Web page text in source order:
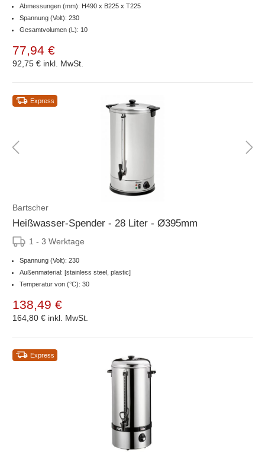
Abmessungen (mm): H490 x B225 x T225
Spannung (Volt): 230
Gesamtvolumen (L): 10
77,94 €
92,75 € inkl. MwSt.
Express
Bartscher
Heißwasser-Spender - 28 Liter - Ø395mm
1 - 3 Werktage
Spannung (Volt): 230
Außenmaterial: [stainless steel, plastic]
Temperatur von (°C): 30
138,49 €
164,80 € inkl. MwSt.
Express